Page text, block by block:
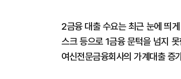
2금융 대출 수요는 최근 눈에 띄
스크 등으로 1금융 문턱을 넘지
여신전문금융회사의 가계대출